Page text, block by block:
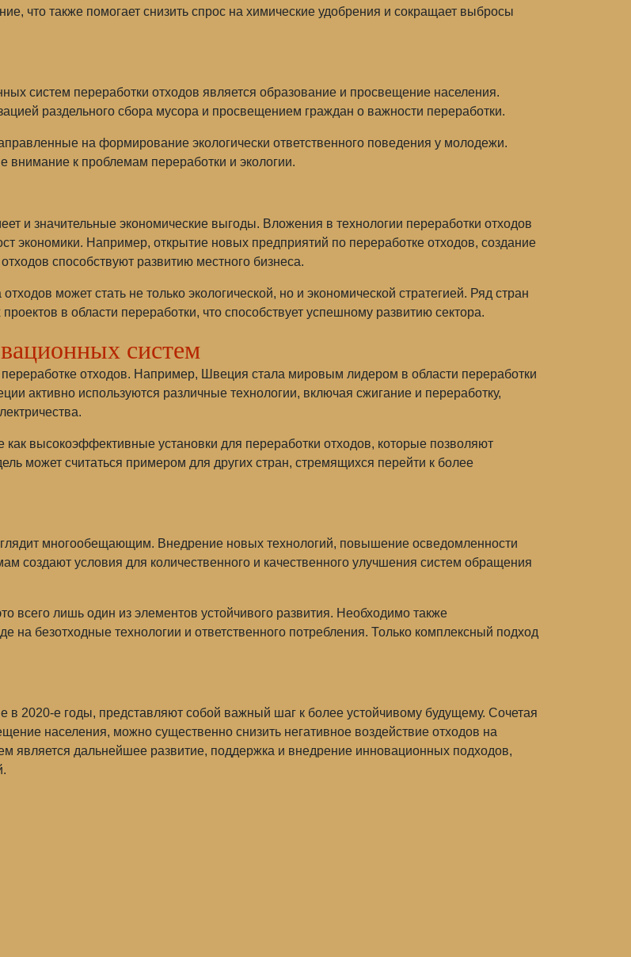
что также помогает снизить спрос на химические удобрения и сокращает выбросы
систем переработки отходов является образование и просвещение населения.
раздельного сбора мусора и просвещением граждан о важности переработки.
на формирование экологически ответственного поведения у молодежи.
к проблемам переработки и экологии.
и значительные экономические выгоды. Вложения в технологии переработки отходов
экономики. Например, открытие новых предприятий по переработке отходов, создание
способствуют развитию местного бизнеса.
может стать не только экологической, но и экономической стратегией. Ряд стран
в области переработки, что способствует успешному развитию сектора.
систем
отходов. Например, Швеция стала мировым лидером в области переработки
активно используются различные технологии, включая сжигание и переработку,
высокоэффективные установки для переработки отходов, которые позволяют
может считаться примером для других стран, стремящихся перейти к более
многообещающим. Внедрение новых технологий, повышение осведомленности
создают условия для количественного и качественного улучшения систем обращения
всего лишь один из элементов устойчивого развития. Необходимо также
на безотходные технологии и ответственного потребления. Только комплексный подход
2020-е годы, представляют собой важный шаг к более устойчивому будущему. Сочетая
населения, можно существенно снизить негативное воздействие отходов на
является дальнейшее развитие, поддержка и внедрение инновационных подходов,